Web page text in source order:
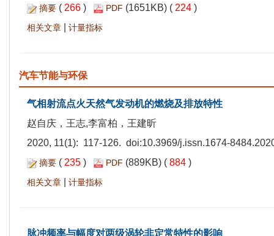
摘要 ( 266 ) PDF (1651KB) ( 224 )
相关文章 计量指标
汽车节能与环保
气相射流点火天然气发动机的燃烧及排放特性
赵自庆，王志,李富柏，王建昕
2020, 11(1): 117-126. doi:10.3969/j.issn.1674-
摘要 ( 235 ) PDF (889KB) ( 884 )
相关文章 计量指标
脉冲频率与幅度对两级涡轮非定常特性的影响